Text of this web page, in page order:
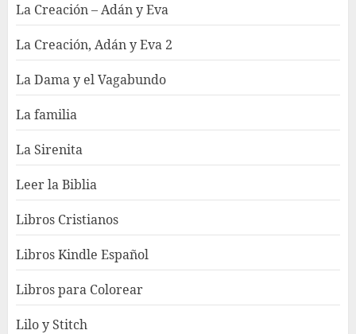
La Creación – Adán y Eva
La Creación, Adán y Eva 2
La Dama y el Vagabundo
La familia
La Sirenita
Leer la Biblia
Libros Cristianos
Libros Kindle Español
Libros para Colorear
Lilo y Stitch